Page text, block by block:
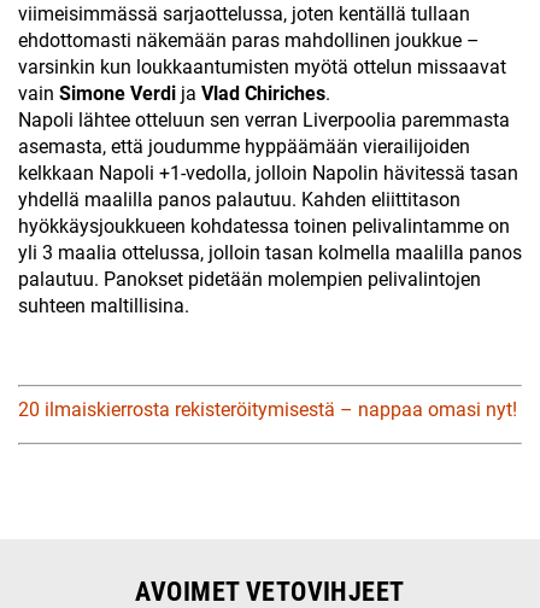
viimeisimmässä sarjaottelussa, joten kentällä tullaan
ehdottomasti näkemään paras mahdollinen joukkue –
varsinkin kun loukkaantumisten myötä ottelun missaavat
vain Simone Verdi ja Vlad Chiriches.
Napoli lähtee otteluun sen verran Liverpoolia paremmasta
asemasta, että joudumme hyppäämään vierailijoiden
kelkkaan Napoli +1-vedolla, jolloin Napolin hävitessä tasan
yhdellä maalilla panos palautuu. Kahden eliittitason
hyökkäysjoukkueen kohdatessa toinen pelivalintamme on
yli 3 maalia ottelussa, jolloin tasan kolmella maalilla panos
palautuu. Panokset pidetään molempien pelivalintojen
suhteen maltillisina.
20 ilmaiskierrosta rekisteröitymisestä – nappaa omasi nyt!
AVOIMET VETOVIHJEET